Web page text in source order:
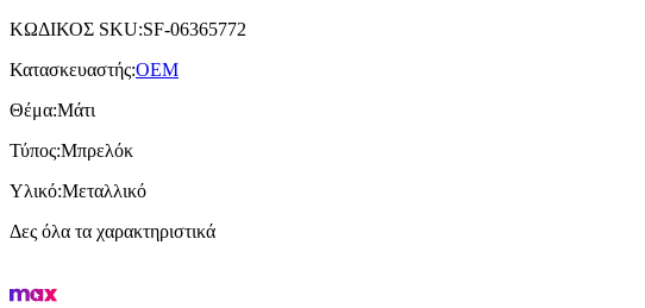
ΚΩΔΙΚΟΣ SKU:SF-06365772
Κατασκευαστής:OEM
Θέμα:Μάτι
Τύπος:Μπρελόκ
Υλικό:Μεταλλικό
Δες όλα τα χαρακτηριστικά